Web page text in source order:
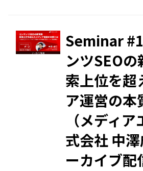
めの実践的ノウハ
お話しいただきま
Seminar
ンツSEO
索上位を超
ア運営の本
（メディ
式会社 中
ーカイブ配